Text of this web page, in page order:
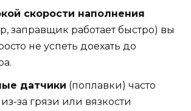
скорости наполнения
заправщик работает быстро) вы
не успеть доехать до
датчики (поплавки) часто
за грязи или вязкости